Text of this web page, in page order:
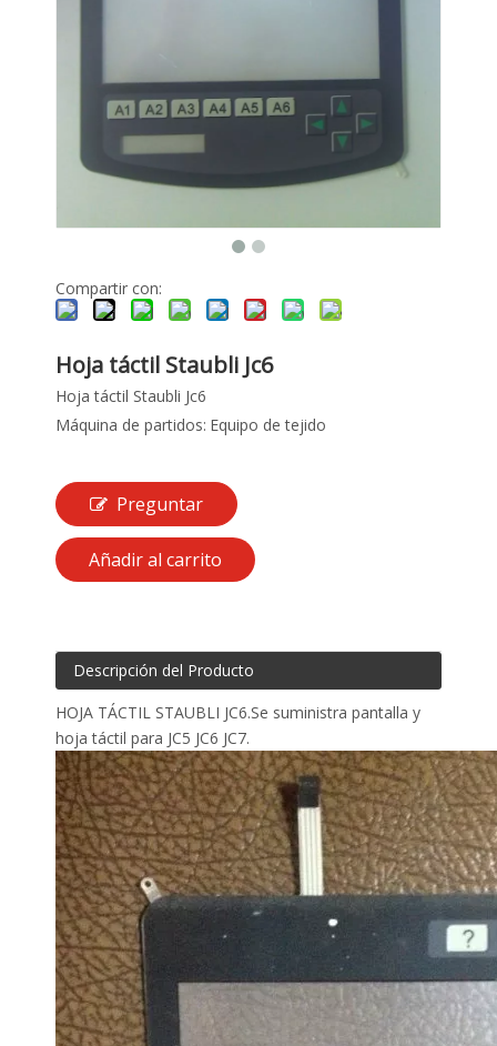
Compartir con:
Hoja táctil Staubli Jc6
Hoja táctil Staubli Jc6
Máquina de partidos: Equipo de tejido
Preguntar
Añadir al carrito
Descripción del Producto
HOJA TÁCTIL STAUBLI JC6.Se suministra pantalla y
hoja táctil para JC5 JC6 JC7.